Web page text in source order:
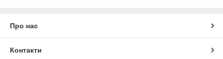
Про нас
Контакти